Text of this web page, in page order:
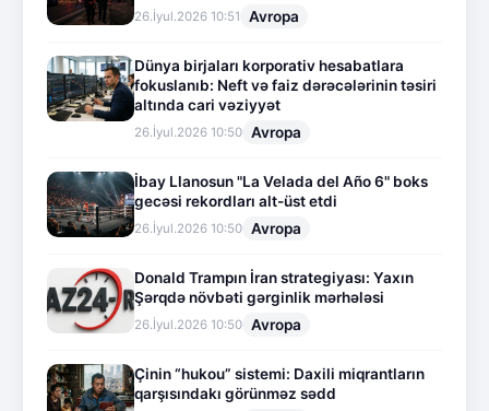
26.İyul.2026 10:51 Avropa
Dünya birjaları korporativ hesabatlara
fokuslanıb: Neft və faiz dərəcələrinin təsiri
altında cari vəziyyət
26.İyul.2026 10:50 Avropa
İbay Llanosun "La Velada del Año 6" boks
gecəsi rekordları alt-üst etdi
26.İyul.2026 10:50 Avropa
Donald Trampın İran strategiyası: Yaxın
Şərqdə növbəti gərginlik mərhələsi
26.İyul.2026 10:50 Avropa
Çinin “hukou” sistemi: Daxili miqrantların
qarşısındakı görünməz sədd